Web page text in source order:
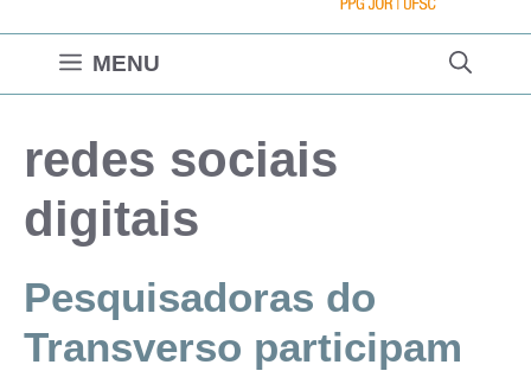
MENU
redes sociais
digitais
Pesquisadoras do
Transverso participam